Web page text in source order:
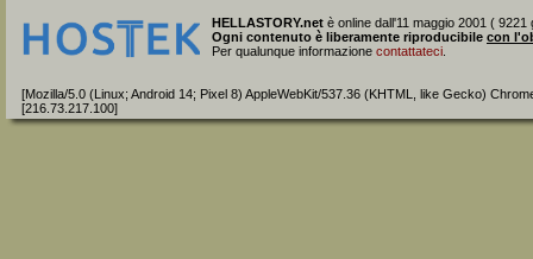
HELLASTORY.net è online dall'11 maggio 2001 ( 9221
Ogni contenuto è liberamente riproducibile con
Per qualunque informazione contattateci
[Mozilla/5.0 (Linux; Android 14; Pixel 8) AppleWebKit/537.36 (KHTML, like Gecko)
[216.73.217.100]